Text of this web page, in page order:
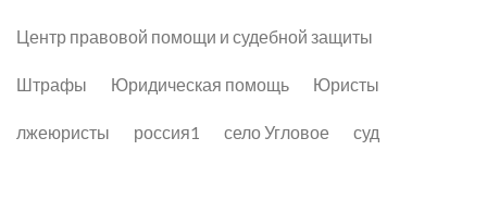
Центр правовой помощи и судебной защиты
Штрафы Юридическая помощь Юристы
лжеюристы россия1 село Угловое суд